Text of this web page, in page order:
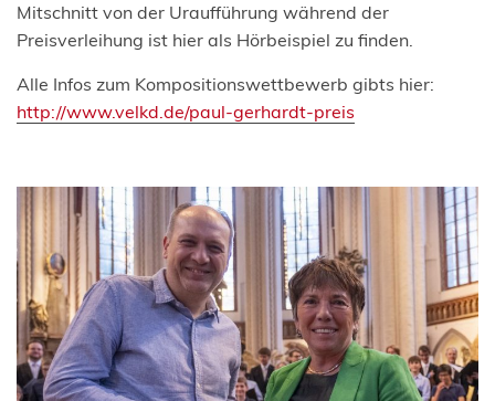
Mitschnitt von der Uraufführung während der
Preisverleihung ist hier als Hörbeispiel zu finden.
Alle Infos zum Kompositionswettbewerb gibts hier:
http://www.velkd.de/paul-gerhardt-preis